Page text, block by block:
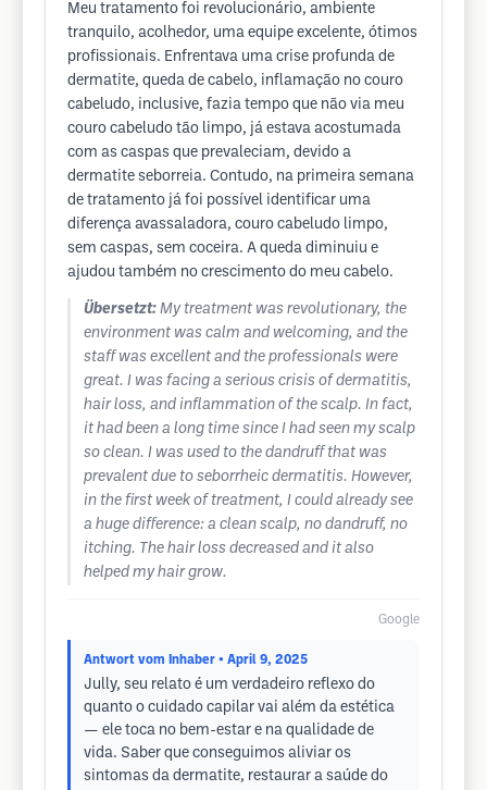
Meu tratamento foi revolucionário, ambiente
tranquilo, acolhedor, uma equipe excelente, ótimos
profissionais. Enfrentava uma crise profunda de
dermatite, queda de cabelo, inflamação no couro
cabeludo, inclusive, fazia tempo que não via meu
couro cabeludo tão limpo, já estava acostumada
com as caspas que prevaleciam, devido a
dermatite seborreia. Contudo, na primeira semana
de tratamento já foi possível identificar uma
diferença avassaladora, couro cabeludo limpo,
sem caspas, sem coceira. A queda diminuiu e
ajudou também no crescimento do meu cabelo.
Übersetzt: My treatment was revolutionary, the
environment was calm and welcoming, and the
staff was excellent and the professionals were
great. I was facing a serious crisis of dermatitis,
hair loss, and inflammation of the scalp. In fact,
it had been a long time since I had seen my scalp
so clean. I was used to the dandruff that was
prevalent due to seborrheic dermatitis. However,
in the first week of treatment, I could already see
a huge difference: a clean scalp, no dandruff, no
itching. The hair loss decreased and it also
helped my hair grow.
Google
Antwort vom Inhaber • April 9, 2025
Jully, seu relato é um verdadeiro reflexo do
quanto o cuidado capilar vai além da estética
— ele toca no bem-estar e na qualidade de
vida. Saber que conseguimos aliviar os
sintomas da dermatite, restaurar a saúde do